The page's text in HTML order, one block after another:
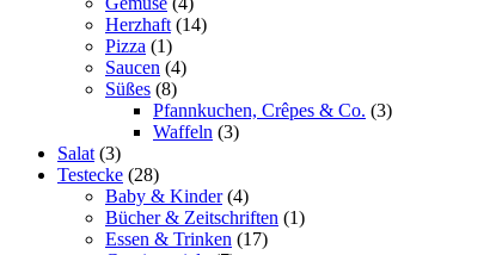
Herzhaft (14)
Pizza (1)
Saucen (4)
Süßes (8)
Pfannkuchen, Crêpes & Co. (3)
Waffeln (3)
Salat (3)
Testecke (28)
Baby & Kinder(4)
Bücher & Zeitschriften (1)
Essen & Trinken (17)